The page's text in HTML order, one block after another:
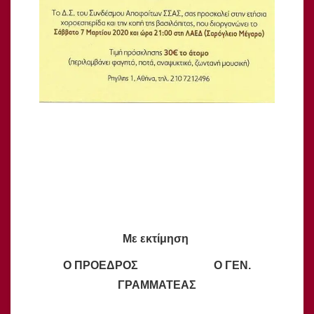
Με εκτίμηση
Ο ΠΡΟΕΔΡΟΣ Ο ΓΕΝ.
ΓΡΑΜΜΑΤΕΑΣ